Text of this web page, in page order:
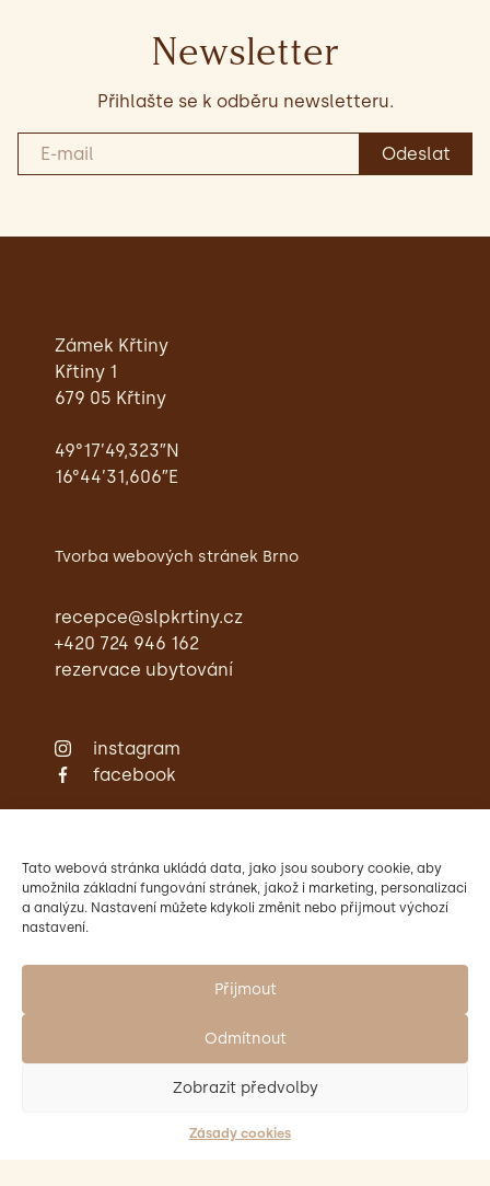
Tato webová stránka ukládá data, jako jsou soubory cookie, aby
umožnila základní fungování stránek, jakož i marketing, personalizaci
a analýzu. Nastavení můžete kdykoli změnit nebo přijmout výchozí
nastavení.
Přijmout
Odmítnout
Zobrazit předvolby
Zásady cookies
Newsletter
Přihlašte se k odběru newsletteru.
Zámek Křtiny
Křtiny 1
679 05 Křtiny
49°17’49,323″N
16°44’31,606″E
Tvorba webových stránek Brno
recepce@slpkrtiny.cz
+420 724 946 162
rezervace ubytování
instagram
facebook
Svatby
Konference
Aktivity
Kontakty
je Mendelova univerzita v Brně.